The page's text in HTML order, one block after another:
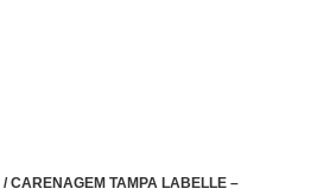
/ CARENAGEM TAMPA LABELLE –